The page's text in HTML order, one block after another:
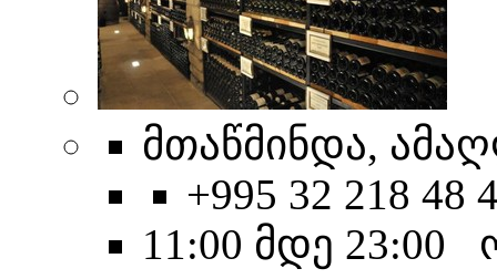
მთაწმინდა,
+995 32 218 48
11:00 მდე 23:00